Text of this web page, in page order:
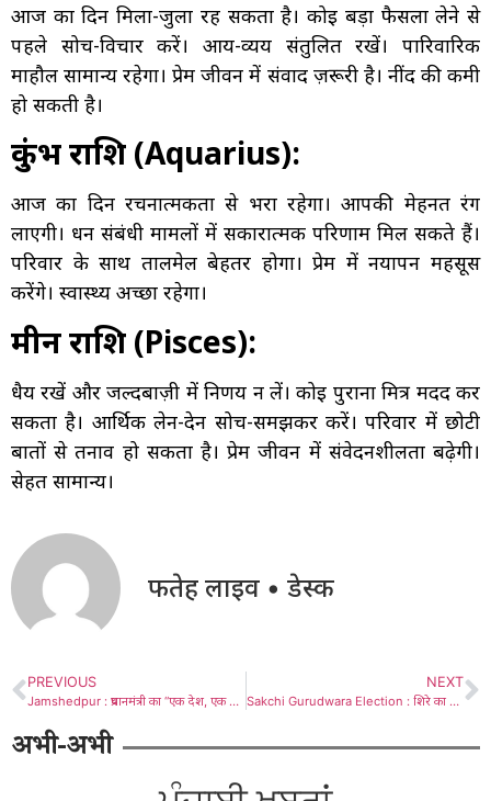
आज का दिन मिला-जुला रह सकता है। कोई बड़ा फैसला लेने से
पहले सोच-विचार करें। आय-व्यय संतुलित रखें। पारिवारिक
माहौल सामान्य रहेगा। प्रेम जीवन में संवाद ज़रूरी है। नींद की कमी
हो सकती है।
कुंभ राशि (Aquarius):
आज का दिन रचनात्मकता से भरा रहेगा। आपकी मेहनत रंग
लाएगी। धन संबंधी मामलों में सकारात्मक परिणाम मिल सकते हैं।
परिवार के साथ तालमेल बेहतर होगा। प्रेम में नयापन महसूस
करेंगे। स्वास्थ्य अच्छा रहेगा।
मीन राशि (Pisces):
धैर्य रखें और जल्दबाज़ी में निर्णय न लें। कोई पुराना मित्र मदद कर
सकता है। आर्थिक लेन-देन सोच-समझकर करें। परिवार में छोटी
बातों से तनाव हो सकता है। प्रेम जीवन में संवेदनशीलता बढ़ेगी।
सेहत सामान्य।
फतेह लाइव • डेस्क
PREVIOUS
Jamshedpur : प्रधानमंत्री का “एक देश, एक चुनाव” का सपना अवश्य साकार होगा : अमरप्रीत सिंह काले, देखें – Video
NEXT
Sakchi Gurudwara Election : शिरे का जगविंदर पर पलटवार, टीचर बहाली को लेकर बढ़ रही टशन
अभी-अभी